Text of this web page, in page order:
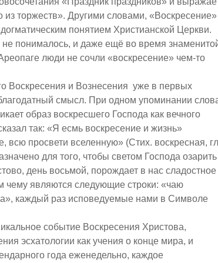
торжеств». Другими словами, «Воскресение»
понятием Христианской Церкви.
понималось, и даже ещё во время
люди не сочли «воскресение» чем-то
Воскресения и Вознесения уже в первых
смысл. При одном упоминании
образ воскресшего Господа как вечного
так: «Я есмь воскресение и жизнь»
всю просвети вселенную» (Стих. воскресная,
для того, чтобы светом Господа озарить
день восьмой, порождает в нас сладостное
являются следующие строки: «чаю
каждый раз исповедуемые нами в Символе
событие Воскресения Христова,
эсхатологии как учения о конце мира, и
года еженедельно, каждое